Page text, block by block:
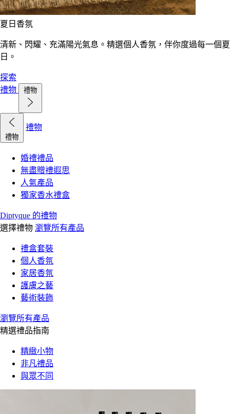
夏日香氛
清新、閃耀、充滿陽光氣息。精選個人香氛，伴你度過每一個夏
日。
探索
禮物
禮物
禮物
禮物
婚禮禮品
無盡贈禮遐思
人氣產品
獨家香水禮盒
Diptyque 的禮物
選擇禮物 瀏覽所有產品
禮盒套裝
個人香氛
家居香氛
護膚之藝
藝術裝飾
瀏覽所有產品
精選禮品指南
精緻小物
非凡禮品
與眾不同